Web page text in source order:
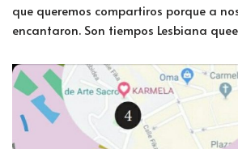
que queremos compartiros porque a
encantaron. Son tiempos Lesbiana